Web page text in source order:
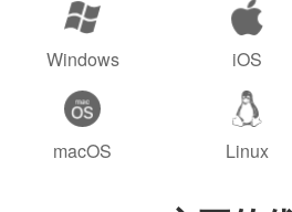
Windows iOS
macOS Linux